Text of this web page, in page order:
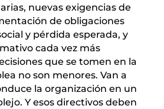
nuevas exigencias de
de obligaciones
y pérdida esperada, y
cada vez más
que se tomen en la
no son menores. Van a
la organización en un
Y esos directivos deben